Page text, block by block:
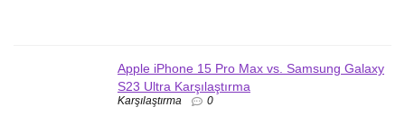
Apple iPhone 15 Pro Max vs. Samsung Galaxy
S23 Ultra Karşılaştırma
Karşılaştırma 0